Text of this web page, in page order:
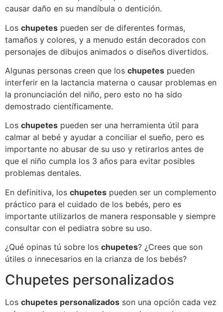
causar daño en su mandíbula o dentición.
Los chupetes pueden ser de diferentes formas,
tamaños y colores, y a menudo están decorados con
personajes de dibujos animados o diseños divertidos.
Algunas personas creen que los chupetes pueden
interferir en la lactancia materna o causar problemas en
la pronunciación del niño, pero esto no ha sido
demostrado científicamente.
Los chupetes pueden ser una herramienta útil para
calmar al bebé y ayudar a conciliar el sueño, pero es
importante no abusar de su uso y retirarlos antes de
que el niño cumpla los 3 años para evitar posibles
problemas dentales.
En definitiva, los chupetes pueden ser un complemento
práctico para el cuidado de los bebés, pero es
importante utilizarlos de manera responsable y siempre
consultar con el pediatra sobre su uso.
¿Qué opinas tú sobre los chupetes? ¿Crees que son
útiles o innecesarios en la crianza de los bebés?
Chupetes personalizados
Los chupetes personalizados son una opción cada vez